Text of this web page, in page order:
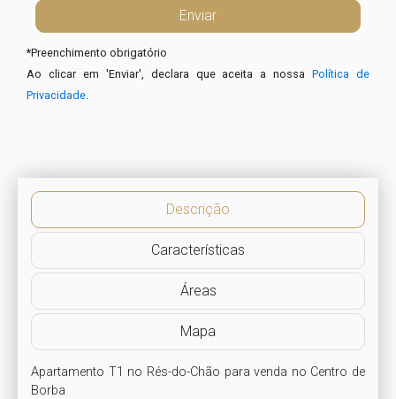
*Preenchimento obrigatório
Ao clicar em 'Enviar', declara que aceita a nossaPolítica de
Privacidade
Descrição
Características
Áreas
Mapa
Apartamento T1 no Rés-do-Chão para venda no Centro de
Borba